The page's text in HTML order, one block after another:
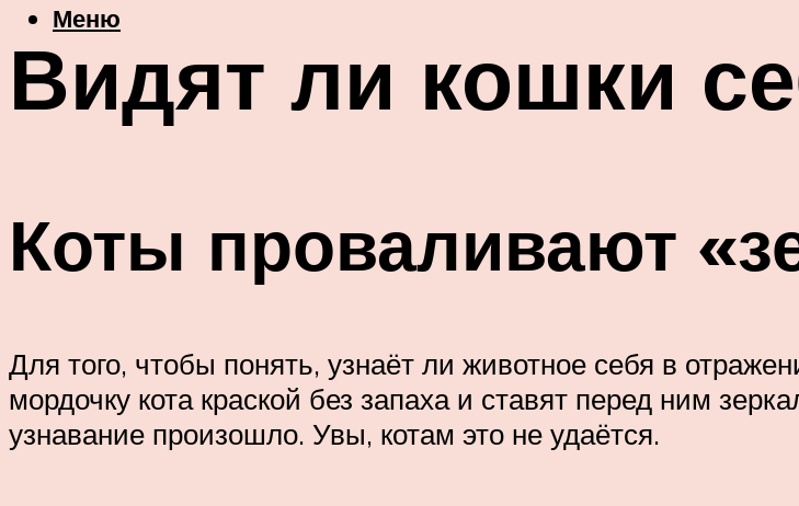
Меню
Видят ли кошки
Коты проваливают
Для того, чтобы понять, узнаёт ли животное себя в
мордочку кота краской без запаха и ставят перед ним
узнавание произошло. Увы, котам это не удаётся.